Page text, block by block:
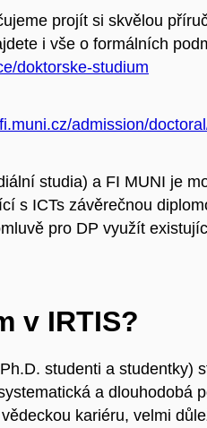
projít si skvělou
i vše o formálních
doktorske-studium
admission/
studia) a FI MUNI je
s ICTs závěrečnou
pro DP využít
v IRTIS?
studenti a studentky)
a dlouhodobá
kariéru, velmi